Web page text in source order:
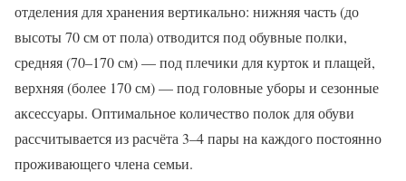
отделения для хранения вертикально: нижняя часть (до
высоты 70 см от пола) отводится под обувные полки,
средняя (70–170 см) — под плечики для курток и плащей,
верхняя (более 170 см) — под головные уборы и сезонные
аксессуары. Оптимальное количество полок для обуви
рассчитывается из расчёта 3–4 пары на каждого постоянно
проживающего члена семьи.